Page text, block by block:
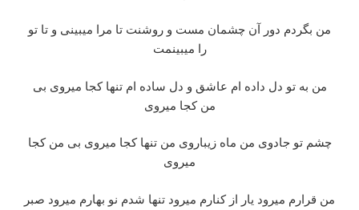
من بگردم دور آن چشمان مست و روشنت تا مرا میبینی و تا تو
را میبینمت
من به تو دل داده ام عاشق و دل ساده ام تنها کجا میروی بی
من کجا میروی
چشم تو جادوی من ماه زیباروی من تنها کجا میروی بی من کجا
میروی
من قرارم میرود یار از کنارم میرود تنها شدم نو بهارم میرود صبر